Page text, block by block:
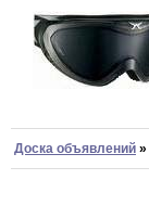
Доска объявлений »